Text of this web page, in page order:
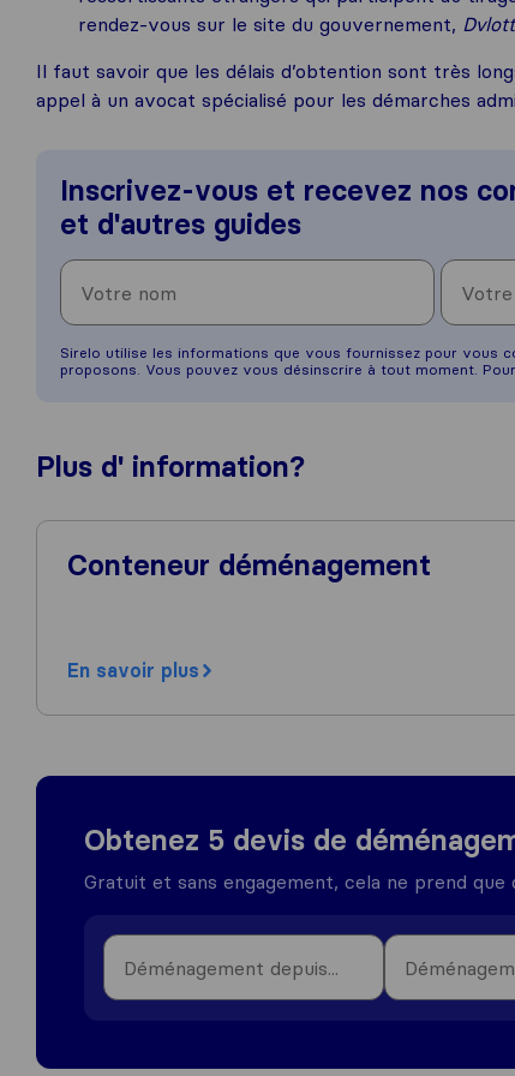
rendez-vous sur le site du gouvernement,
Il faut savoir que les délais d’obtention sont très
appel à un avocat spécialisé pour les démarches
Inscrivez-vous et recevez nos
et d'autres guides
Sirelo utilise les informations que vous fournissez pour vous
proposons. Vous pouvez vous désinscrire à tout moment.
Plus d' information?
Conteneur déménagement
En savoir plus
Obtenez 5 devis de
Gratuit et sans engagement, cela ne prend que